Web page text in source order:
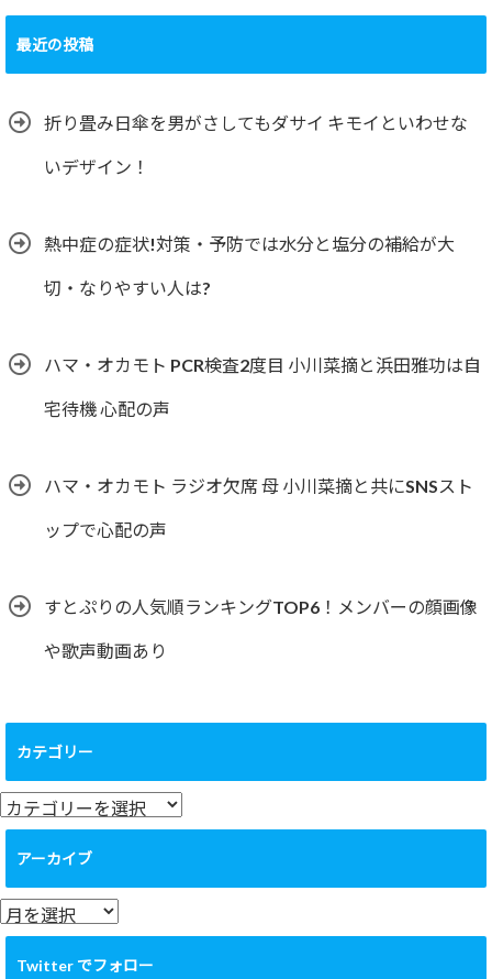
最近の投稿
折り畳み日傘を男がさしてもダサイ キモイといわせな
いデザイン！
熱中症の症状!対策・予防では水分と塩分の補給が大
切・なりやすい人は?
ハマ・オカモト PCR検査2度目 小川菜摘と浜田雅功は自
宅待機 心配の声
ハマ・オカモト ラジオ欠席 母 小川菜摘と共にSNSスト
ップで心配の声
すとぷりの人気順ランキングTOP6！メンバーの顔画像
や歌声動画あり
カテゴリー
カ
テ
リ
ー
アーカイブ
ア
ー
Twitter でフォロー